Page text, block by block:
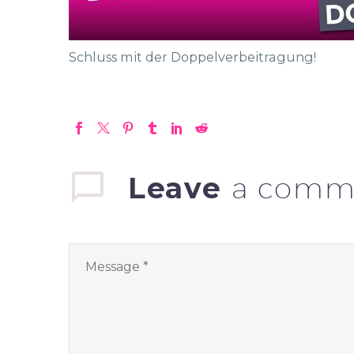
Schluss mit der Doppelverbeitragung!
Leave a